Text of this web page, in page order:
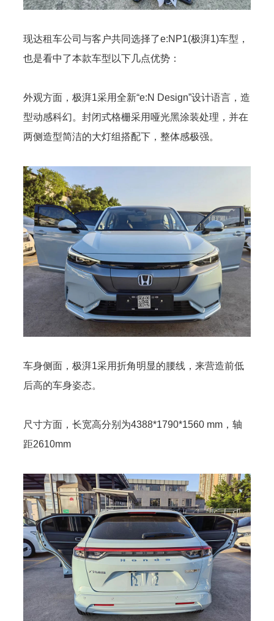
现达租车公司与客户共同选择了e:NP1(极湃1)车型，
也是看中了本款车型以下几点优势：
外观方面，极湃1采用全新“e:N Design”设计语言，造
型动感科幻。封闭式格栅采用哑光黑涂装处理，并在
两侧造型简洁的大灯组搭配下，整体感极强。
车身侧面，极湃1采用折角明显的腰线，来营造前低
后高的车身姿态。
尺寸方面，长宽高分别为4388*1790*1560 mm，轴
距2610mm